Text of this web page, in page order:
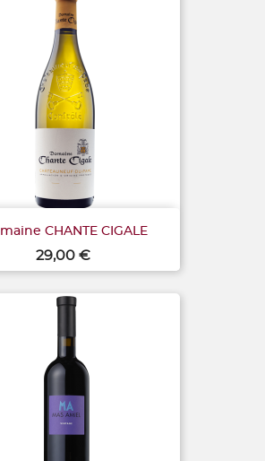
CHANTE CIGALE
Prix
29,00 €